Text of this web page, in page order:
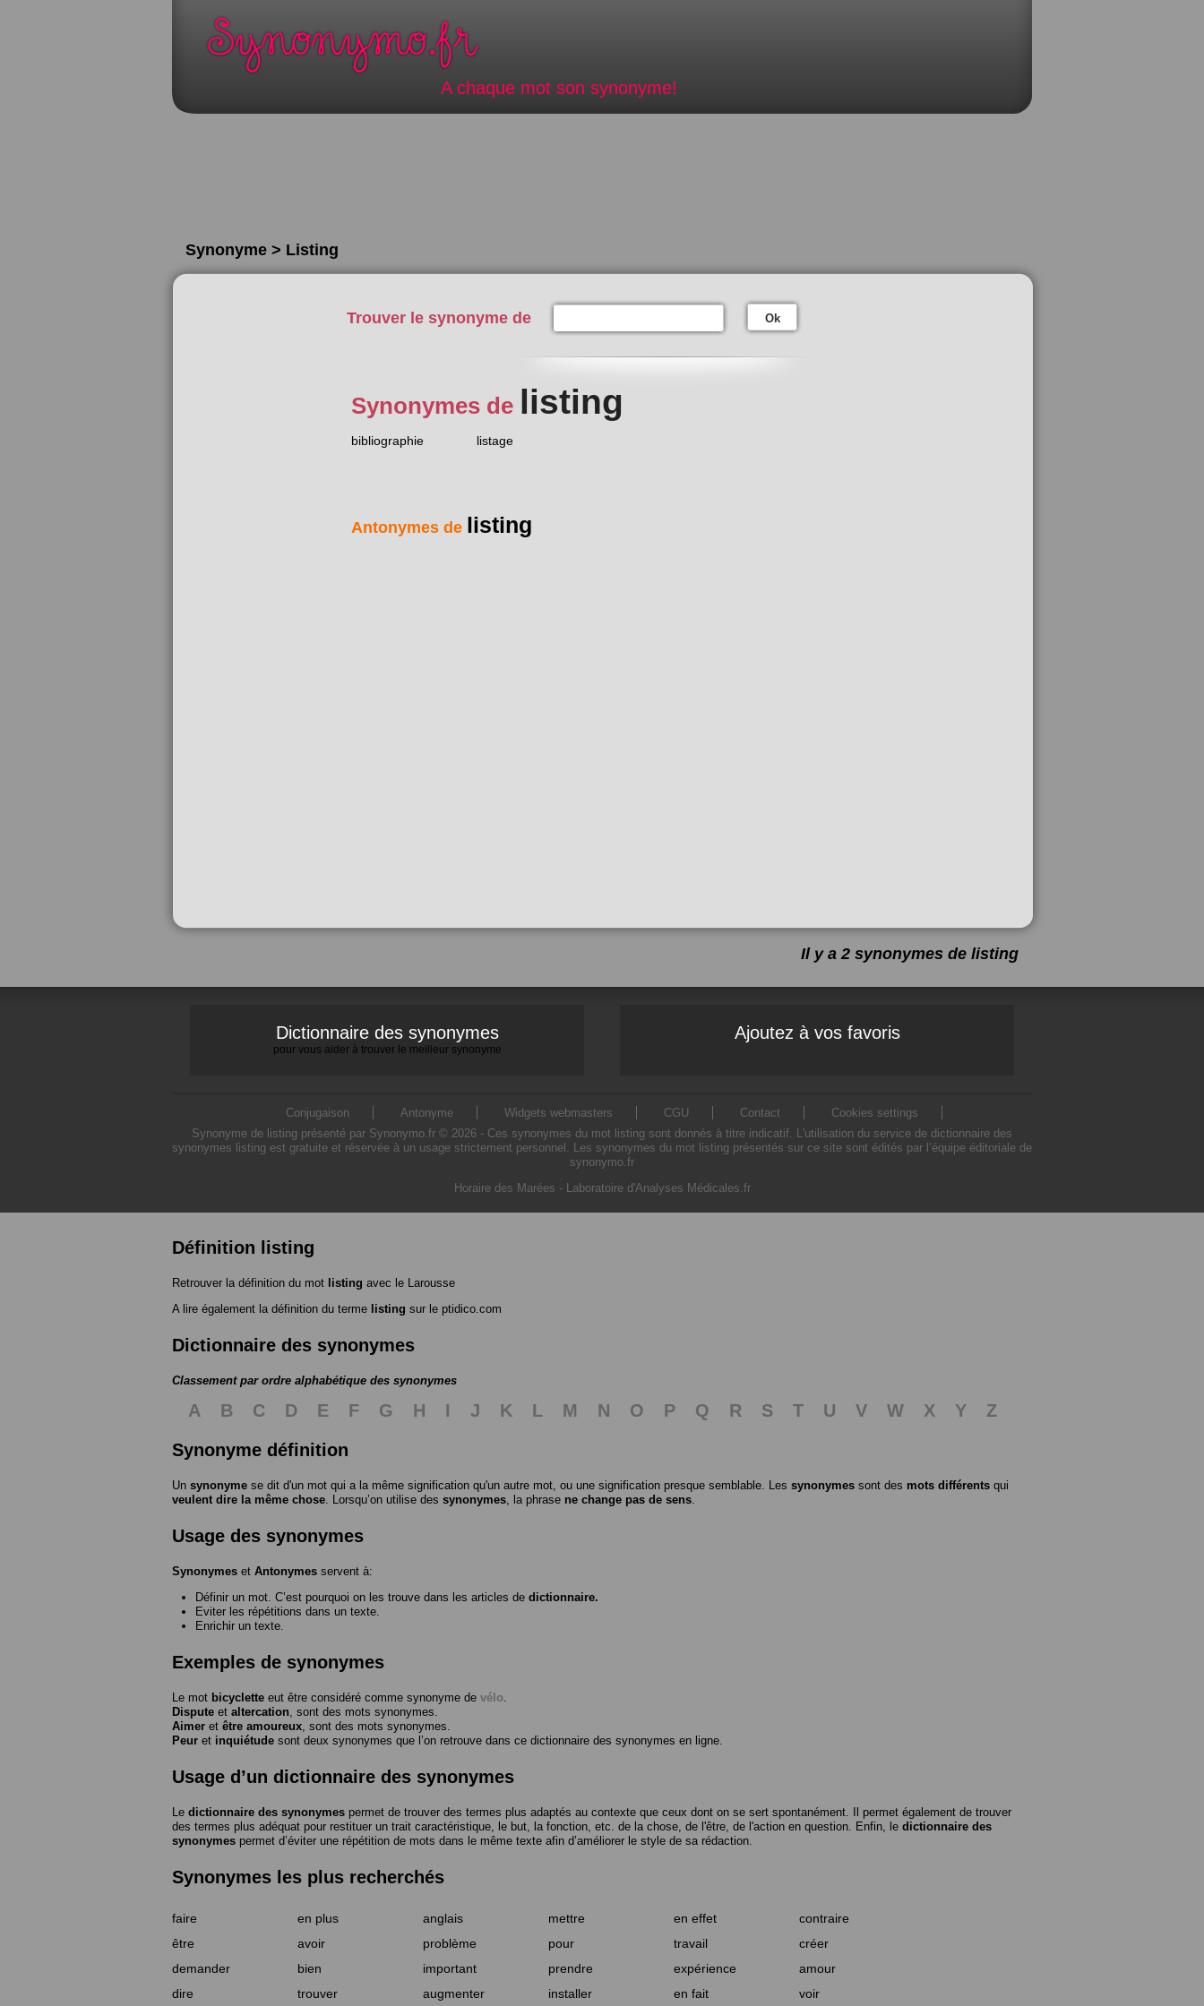
A chaque mot son synonyme!
Synonyme > Listing
Trouver le synonyme de Ok
Synonymes de listing
bibliographie listage
Antonymes de listing
Il y a 2 synonymes de listing
Dictionnaire des synonymes
pour vous aider à trouver le meilleur synonyme
Ajoutez à vos favoris
Conjugaison Antonyme Widgets webmasters CGU Contact
Cookies settings
Synonyme de listing présenté par Synonymo.fr © 2026 - Ces synonymes du mot listing sont donnés à titre indicatif. L'utilisation du service de dictionnaire des
synonymes listing est gratuite et réservée à un usage strictement personnel. Les synonymes du mot listing présentés sur ce site sont édités par l’équipe éditoriale de
synonymo.fr
Horaire des Marées - Laboratoire d'Analyses Médicales.fr
Définition listing
Retrouver la définition du mot listing avec le Larousse
A lire également la définition du terme listing sur le ptidico.com
Dictionnaire des synonymes
Classement par ordre alphabétique des synonymes
A B C D E F G H I J K L M N O P Q R S T U V W X Y
Z
Synonyme définition
Un synonyme se dit d'un mot qui a la même signification qu'un autre mot, ou une signification presque semblable. Les synonymes sont des mots différents qui
veulent dire la même chose . Lorsqu’on utilise des synonymes , la phrase ne change pas de sens
Usage des synonymes
Synonymes et Antonymes servent à:
Définir un mot. C’est pourquoi on les trouve dans les articles de dictionnaire.
Eviter les répétitions dans un texte.
Enrichir un texte.
Exemples de synonymes
Le mot bicyclette eut être considéré comme synonyme de vélo
Dispute et altercation , sont des mots synonymes.
Aimer et être amoureux , sont des mots synonymes.
Peur et inquiétude sont deux synonymes que l’on retrouve dans ce dictionnaire des synonymes en ligne.
Usage d’un dictionnaire des synonymes
Le dictionnaire des synonymes permet de trouver des termes plus adaptés au contexte que ceux dont on se sert spontanément. Il permet également de trouver
des termes plus adéquat pour restituer un trait caractéristique, le but, la fonction, etc. de la chose, de l'être, de l'action en question. Enfin, le dictionnaire des
synonymes permet d’éviter une répétition de mots dans le même texte afin d’améliorer le style de sa rédaction.
Synonymes les plus recherchés
faire en plus anglais mettre en effet
contraire
être
avoir problème pour travail
créer
demander
bien important prendre expérience
amour
dire
trouver augmenter installer en fait voir